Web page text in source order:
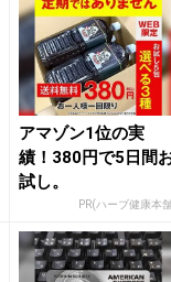
アマゾン1位の実
績！380円で5日間
試し。
PR(ハーブ健康本